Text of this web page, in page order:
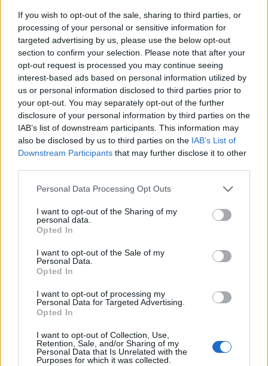
If you wish to opt-out of the sale, sharing to third parties, or
processing of your personal or sensitive information for
targeted advertising by us, please use the below opt-out
section to confirm your selection. Please note that after your
opt-out request is processed you may continue seeing
interest-based ads based on personal information utilized by
us or personal information disclosed to third parties prior to
your opt-out. You may separately opt-out of the further
disclosure of your personal information by third parties on the
IAB’s list of downstream participants. This information may
also be disclosed by us to third parties on the IAB’s List of
Downstream Participants that may further disclose it to other
Personal Data Processing Opt Outs
I want to opt-out of the Sharing of my
personal data.
Opted In
I want to opt-out of the Sale of my
Personal Data.
Opted In
I want to opt-out of processing my
Personal Data for Targeted Advertising.
Opted In
I want to opt-out of Collection, Use,
Retention, Sale, and/or Sharing of my
Personal Data that Is Unrelated with the
Purposes for which it was collected.
Έχασαν μέσα από τα χέρια τους την πρόκριση στους «4» οι
Νεάνιδες, ήττα 66-74 από τη Λιθουανία στην παράταση
Ο Ένες Καντέρ θέλει να
του WNBA!
πώληση συμμετοχής στο Sofia
νέα στοιχήματα σε low & non alcohol
Deloitte Ελλάδος:
Χρηματοοικονομικός
Media: Με ενίσχυση 8 εκατ.
ευρώ σε 451 επιχειρήσεις
ξεκίνησε το πρόγραμμα